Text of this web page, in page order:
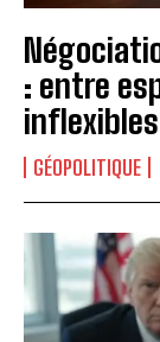
: entre
inflexibles
GÉOPOLITIQUE